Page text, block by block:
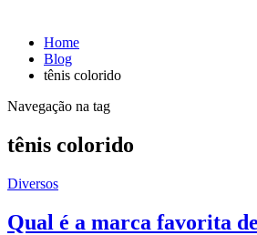
Home
Blog
tênis colorido
Navegação na tag
tênis colorido
Diversos
Qual é a marca favorita